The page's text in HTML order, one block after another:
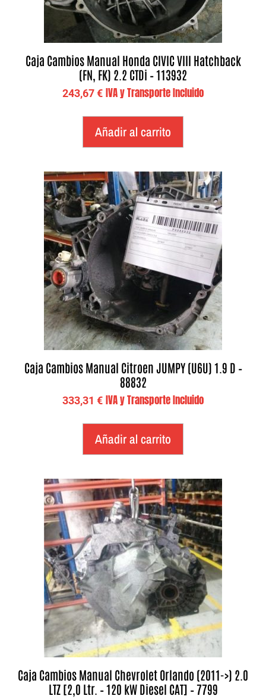
Caja Cambios Manual Honda CIVIC VIII Hatchback
(FN, FK) 2.2 CTDi – 113932
243,67€ IVA y Transporte Incluido
Añadir al carrito
Caja Cambios Manual Citroen JUMPY (U6U) 1.9 D –
88832
333,31 € IVA y Transporte Incluido
Añadir al carrito
Caja Cambios Manual Chevrolet Orlando (2011->) 2.0
LTZ [2,0 Ltr. – 120 kW Diesel CAT] – 7799